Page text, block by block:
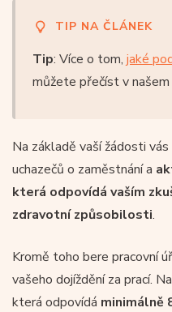
TIP NA ČLÁNEK
Tip: Více o tom, jaké
můžete přečíst v našem
Na základě vaší žádosti
uchazečů o zaměstnání a
která odpovídá vaším
zdravotní způsobilosti.
Kromě toho bere pracovní
vašeho dojíždění za prací.
která odpovídá minimálně